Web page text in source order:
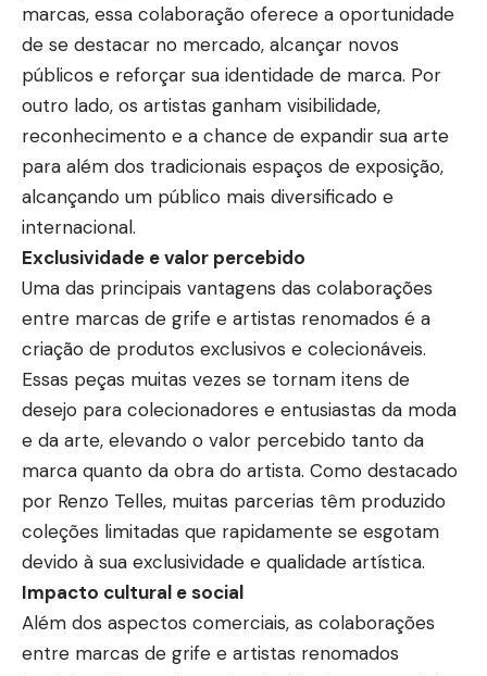
marcas, essa colaboração oferece a oportunidade
de se destacar no mercado, alcançar novos
públicos e reforçar sua identidade de marca. Por
outro lado, os artistas ganham visibilidade,
reconhecimento e a chance de expandir sua arte
para além dos tradicionais espaços de exposição,
alcançando um público mais diversificado e
internacional.
Exclusividade e valor percebido
Uma das principais vantagens das colaborações
entre marcas de grife e artistas renomados é a
criação de produtos exclusivos e colecionáveis.
Essas peças muitas vezes se tornam itens de
desejo para colecionadores e entusiastas da moda
e da arte, elevando o valor percebido tanto da
marca quanto da obra do artista. Como destacado
por Renzo Telles, muitas parcerias têm produzido
coleções limitadas que rapidamente se esgotam
devido à sua exclusividade e qualidade artística.
Impacto cultural e social
Além dos aspectos comerciais, as colaborações
entre marcas de grife e artistas renomados